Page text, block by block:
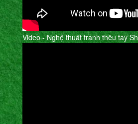
Video - Nghệ thuât tranh thêu tay Sh